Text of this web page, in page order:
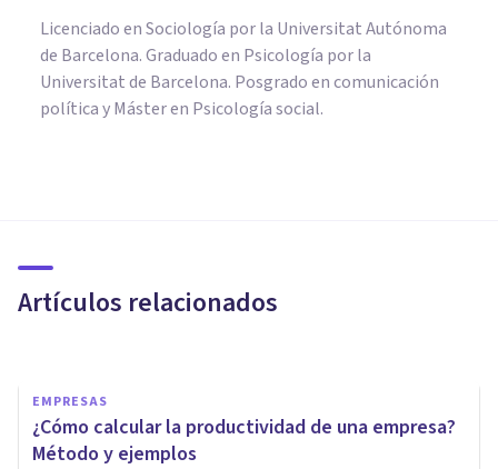
Licenciado en Sociología por la Universitat Autónoma
de Barcelona. Graduado en Psicología por la
Universitat de Barcelona. Posgrado en comunicación
política y Máster en Psicología social.
Artículos relacionados
personas y equipos
EMPRESAS
¿Cómo calcular la productividad de una empresa?
Método y ejemplos